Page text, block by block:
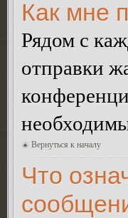
Как мне
Рядом с
отправки
Вернуться к началу
Что